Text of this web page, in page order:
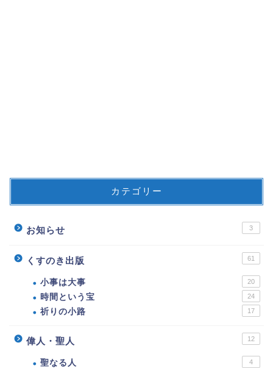
カテゴリー
お知らせ 3
くすのき出版 61
小事は大事 20
時間という宝 24
祈りの小路 17
偉人・聖人 12
聖なる人 4